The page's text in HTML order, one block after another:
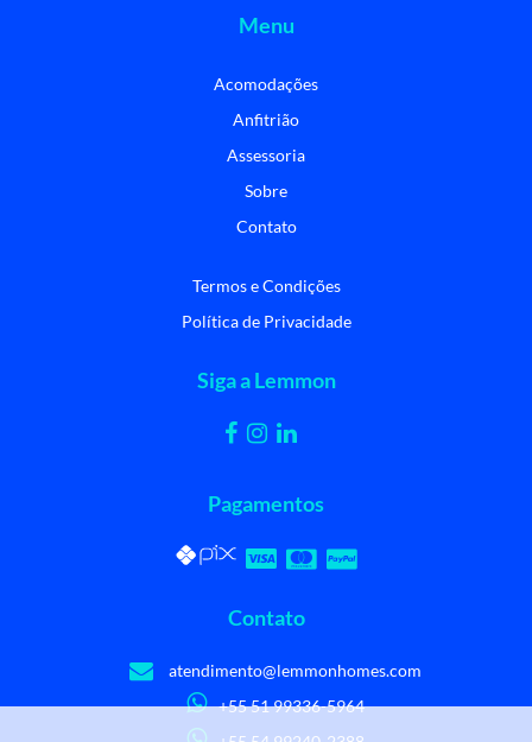
Menu
Acomodações
Anfitrião
Assessoria
Sobre
Contato
Termos e Condições
Política de Privacidade
Siga a Lemmon
Pagamentos
Contato
atendimento@lemmonhomes.com
+55 51 99336-5964